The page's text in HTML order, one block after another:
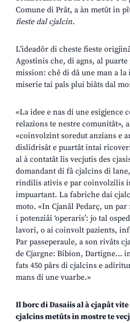
Comune di Prât, a àn metût in
fieste dal cjalcin.
L’ideadôr di cheste fieste
Agostinis che, di agns, al puarte
mission: chê di dâ une man a
miserie tai paîs plui biâts dal
«La idee e nas di une esigjence
relazions te nestre comunitât»,
«coinvolzint soredut anzians e
dislidrisât e puartât intai
al à contatât lis vecjutis des
domandant di fâ cjalcins di
rindilis ativis e par coinvolzilis
impuartant. La fabriche dai
moto. «In Cjanâl Pedarç, un
i potenziâi ‘operaris’: jo tal
lavori, o ai coinvolt pazients,
Par passeperaule, a son rivâts
de Cjargne: Bibion, Dartigne…
fats 450 pârs di cjalcins e
mans di une vuarbe.»
Il borc di Dasaiis al à cjapât
cjalcins metûts in mostre te